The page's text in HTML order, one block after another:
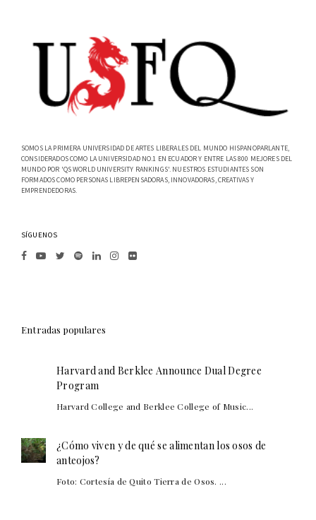
SOMOS LA PRIMERA UNIVERSIDAD DE ARTES LIBERALES DEL MUNDO HISPANOPARLANTE,
CONSIDERADOS COMO LA UNIVERSIDAD NO.1 EN ECUADOR Y ENTRE LAS 800 MEJORES DEL
MUNDO POR 'QS WORLD UNIVERSITY RANKINGS'. NUESTROS ESTUDIANTES SON
FORMADOS COMO PERSONAS LIBREPENSADORAS, INNOVADORAS, CREATIVAS Y
EMPRENDEDORAS.
SÍGUENOS
Entradas populares
Harvard and Berklee Announce Dual Degree
Program
Harvard College and Berklee College of Music...
¿Cómo viven y de qué se alimentan los osos de
anteojos?
Foto: Cortesía de Quito Tierra de Osos. ...